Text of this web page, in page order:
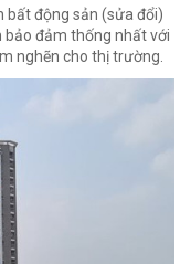
bất động sản (sửa đổi)
bảo đảm thống nhất với
nghẽn cho thị trường.